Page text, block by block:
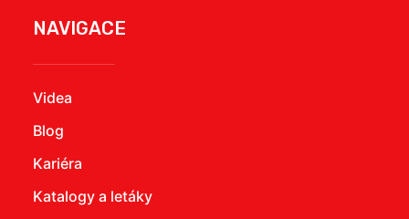
NAVIGACE
Videa
Blog
Kariéra
Katalogy a letáky